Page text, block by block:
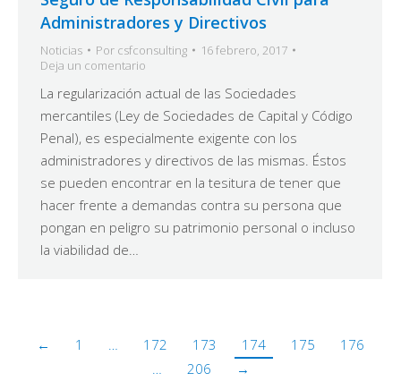
Administradores y Directivos
Noticias Por csfconsulting
16 febrero, 2017
Deja un comentario
La regularización actual de las Sociedades
mercantiles (Ley de Sociedades de Capital y Código
Penal), es especialmente exigente con los
administradores y directivos de las mismas. Éstos
se pueden encontrar en la tesitura de tener que
hacer frente a demandas contra su persona que
pongan en peligro su patrimonio personal o incluso
la viabilidad de…
← 1 … 172 173 174 175
176
…
206 →